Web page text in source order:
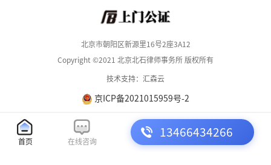
费。我们在办理继承公证的时候，需
首页 在线咨询
13466434266
北京市朝阳区新源里16号2座3A12
Copyright ©2021 北京北石律师事务所 版权所有
技术支持：汇森云
京ICP备2021015959号-2